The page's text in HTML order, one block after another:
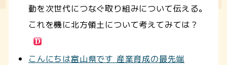
動を次世代につなぐ取り組みについて伝える。
これを機に北方領土について考えてみては？
こんにちは富山県です 産業育成の最先端